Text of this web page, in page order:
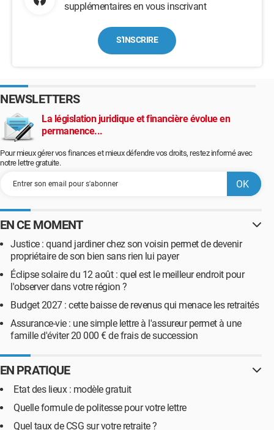
supplémentaires en vous inscrivant
S'INSCRIRE
NEWSLETTERS
La législation juridique et financière évolue en
permanence...
Pour mieux gérer vos finances et mieux défendre vos droits, restez informé avec
notre lettre gratuite.
EN CE MOMENT
Justice : quand jardiner chez son voisin permet de devenir
propriétaire de son bien sans rien lui payer
Éclipse solaire du 12 août : quel est le meilleur endroit pour
l'observer dans votre région ?
Budget 2027 : cette baisse de revenus qui menace les retraités
Assurance-vie : une simple lettre à l'assureur permet à une
famille d'éviter 20 000 € de frais de succession
EN PRATIQUE
Etat des lieux : modèle gratuit
Quelle formule de politesse pour votre lettre
Quel taux de CSG sur votre retraite ?